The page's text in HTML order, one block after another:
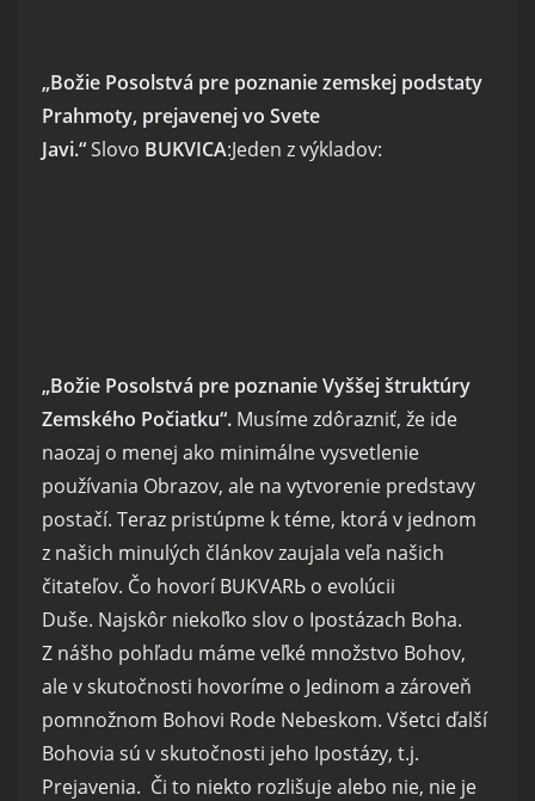
„Božie Posolstvá pre poznanie zemskej podstaty
Prahmoty, prejavenej vo Svete
Javi.“Slovo BUKVICA:Jeden z výkladov:
„Božie Posolstvá pre poznanie Vyššej štruktúry
Zemského Počiatku“. Musíme zdôrazniť, že ide
naozaj o menej ako minimálne vysvetlenie
používania Obrazov, ale na vytvorenie predstavy
postačí. Teraz pristúpme k téme, ktorá v jednom
z našich minulých článkov zaujala veľa našich
čitateľov. Čo hovorí BUKVARЬ o evolúcii
Duše. Najskôr niekoľko slov o Ipostázach Boha.
Z nášho pohľadu máme veľké množstvo Bohov,
ale v skutočnosti hovoríme o Jedinom a zároveň
pomnožnom Bohovi Rode Nebeskom. Všetci ďalší
Bohovia sú v skutočnosti jeho Ipostázy, t.j.
Prejavenia. Či to niekto rozlišuje alebo nie, nie je